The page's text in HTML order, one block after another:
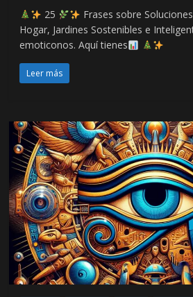
25
Frases sobre
Hogar, Jardines Sostenibles e
emoticonos. Aquí tienes
Leer más